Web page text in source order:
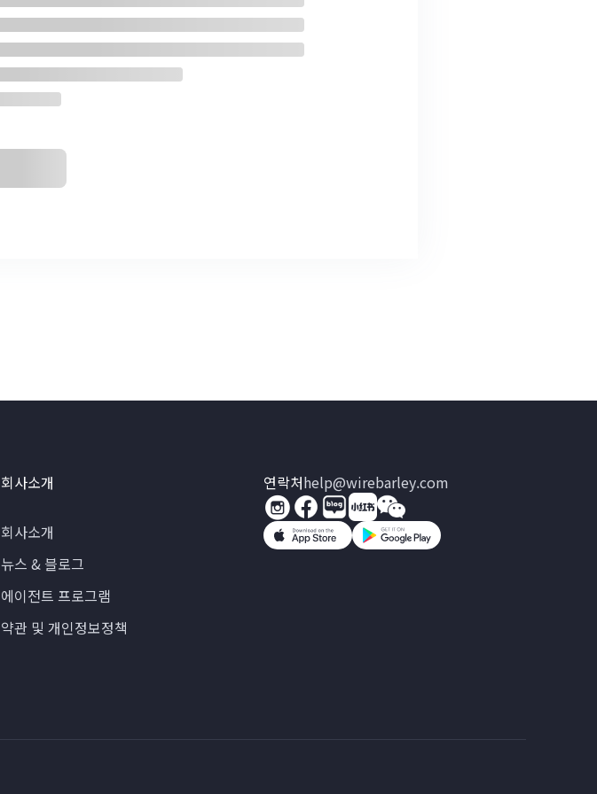
회사소개
회사소개
뉴스 & 블로그
에이전트 프로그램
약관 및 개인정보정책
연락처help@wirebarley.com